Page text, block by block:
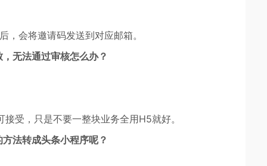
会将邀请码发送到对应邮箱。
无法通过审核怎么办？
受，只是不要一整块业务全用H5就好。
法转成头条小程序呢？